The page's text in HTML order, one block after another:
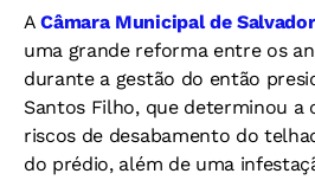
ACâmara Municipal de
uma grande reforma entre os
durante a gestão do então
Santos Filho, que determinou a
riscos de desabamento do
do prédio, além de uma